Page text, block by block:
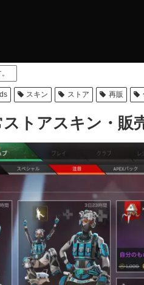
スキン ストア 再販
ストアスキン・販